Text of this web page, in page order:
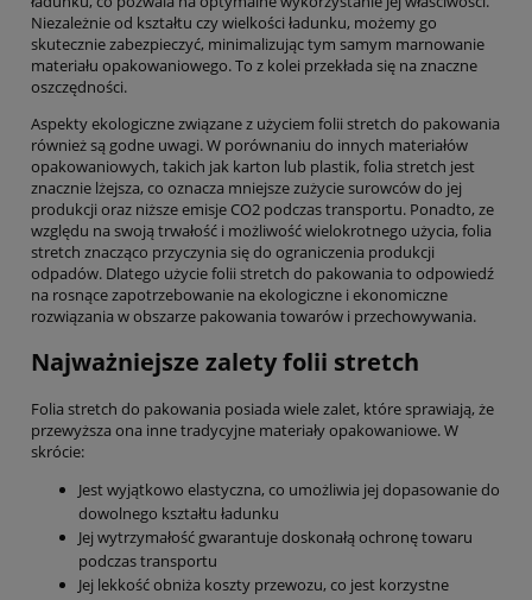
Niezależnie od kształtu czy wielkości ładunku, możemy go
skutecznie zabezpieczyć, minimalizując tym samym marnowanie
materiału opakowaniowego. To z kolei przekłada się na znaczne
oszczędności.
Aspekty ekologiczne związane z użyciem folii stretch do pakowania
również są godne uwagi. W porównaniu do innych materiałów
opakowaniowych, takich jak karton lub plastik, folia stretch jest
znacznie lżejsza, co oznacza mniejsze zużycie surowców do jej
produkcji oraz niższe emisje CO2 podczas transportu. Ponadto, ze
względu na swoją trwałość i możliwość wielokrotnego użycia, folia
stretch znacząco przyczynia się do ograniczenia produkcji
odpadów. Dlatego użycie folii stretch do pakowania to odpowiedź
na rosnące zapotrzebowanie na ekologiczne i ekonomiczne
rozwiązania w obszarze pakowania towarów i przechowywania.
Najważniejsze zalety folii stretch
Folia stretch do pakowania posiada wiele zalet, które sprawiają, że
przewyższa ona inne tradycyjne materiały opakowaniowe. W
skrócie:
Jest wyjątkowo elastyczna, co umożliwia jej dopasowanie do
dowolnego kształtu ładunku
Jej wytrzymałość gwarantuje doskonałą ochronę towaru
podczas transportu
Jej lekkość obniża koszty przewozu, co jest korzystne